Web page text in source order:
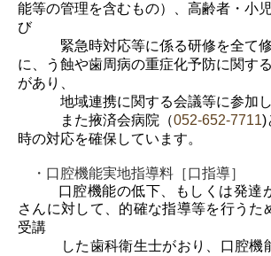
能等の管理を含むもの）、高齢者・小児
び
緊急時対応等に係る研修を全て修
に、う蝕や歯周病の重症化予防に関す
があり、
地域連携に関する会議等に参加し
また掖済会病院（052-652-7711)
時の対応を確保しています。
・口腔機能実地指導料［口指導］
口腔機能の低下、もしくは発達
さんに対して、的確な指導等を行うた
受講
した歯科衛生士がおり、口腔機能